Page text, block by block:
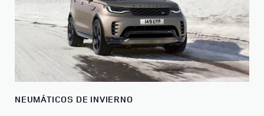
NEUMÁTICOS DE INVIERNO